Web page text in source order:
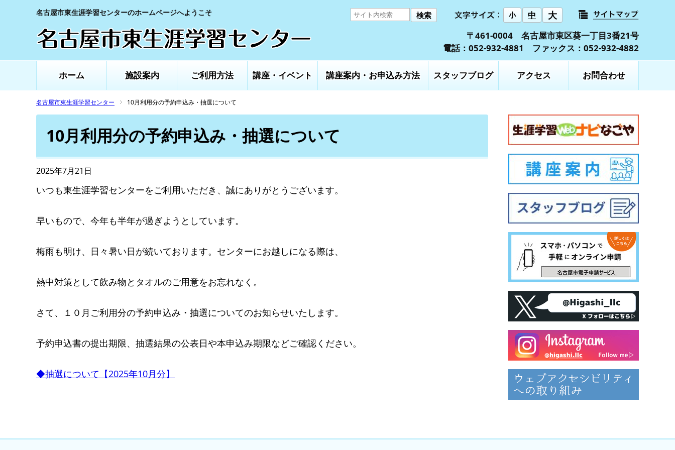
名古屋市東生涯学習センターのホームページへようこそ 小 中 大
検索
〒461-0004 名古屋市東区葵一丁目3番21号
電話：052-932-4881 ファックス：052-932-4882
ホーム 施設案内 ご利用方法 講座・イベント 講座案内・お申込み方法 スタッフブログ アクセス お問合わせ
名古屋市東生涯学習センター 10月利用分の予約申込み・抽選について
10月利用分の予約申込み・抽選について
2025年7月21日
いつも東生涯学習センターをご利用いただき、誠にありがとうございます。
早いもので、今年も半年が過ぎようとしています。
梅雨も明け、日々暑い日が続いております。センターにお越しになる際は、
熱中対策として飲み物とタオルのご用意をお忘れなく。
さて、１０月ご利用分の予約申込み・抽選についてのお知らせいたします。
予約申込書の提出期限、抽選結果の公表日や本申込み期限などご確認ください。
◆抽選について【2025年10月分】